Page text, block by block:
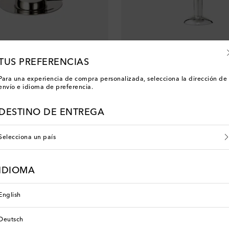
S.R. de acero inoxidable
Copa de champán Tall de acero
PREFERENCIAS
Para una experiencia de compra personalizada, selecciona la dirección de
e idioma de preferencia.
DESTINO DE ENTREGA
un país
IDIOMA
English
Deutsch